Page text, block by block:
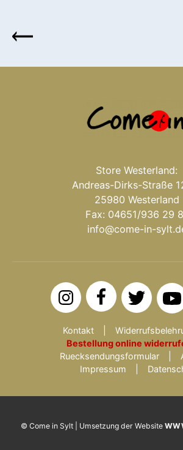
Store Westerland:
Andreas-Dirks-Straße
25980 Westerland
Fax: 04651/936 29
info@come-in-
Kontakt
Bestellung online
Ruecksendungsformular
Impressum
© Come in Sylt | Umsetzung der Website